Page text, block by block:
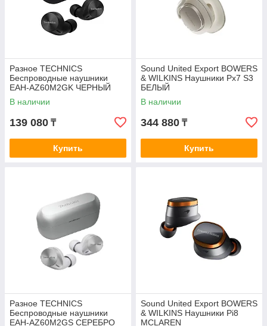
Разное TECHNIСS
Беспроводные наушники
EAH-AZ60M2GK ЧЕРНЫЙ
В наличии
139 080 ₸
Купить
Sound United Export BOWERS
& WILKINS Наушники Px7 S3
БЕЛЫЙ
В наличии
344 880 ₸
Купить
Разное TECHNIСS
Беспроводные наушники
EAH-AZ60M2GS СЕРЕБРО
Sound United Export BOWERS
& WILKINS Наушники Pi8
MCLAREN